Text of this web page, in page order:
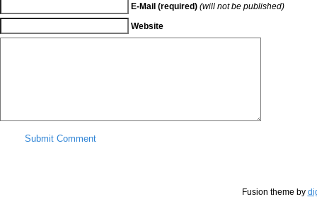
E-Mail (required) (will not be published)
Website
Submit Comment
Fusion theme by